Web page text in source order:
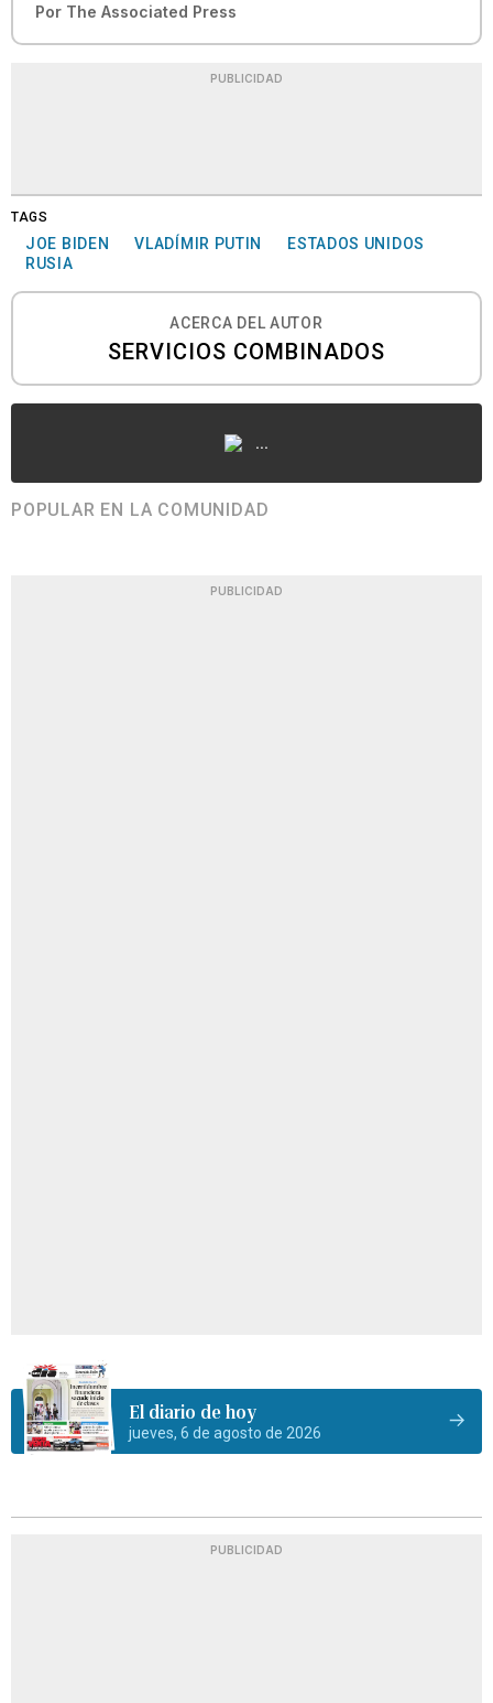
Por The Associated Press
PUBLICIDAD
TAGS
JOE BIDEN VLADÍMIR PUTIN
ESTADOS UNIDOS
RUSIA
ACERCA DEL AUTOR
SERVICIOS COMBINADOS
...
POPULAR EN LA COMUNIDAD
PUBLICIDAD
El diario de hoy
jueves, 6 de agosto de 2026
PUBLICIDAD